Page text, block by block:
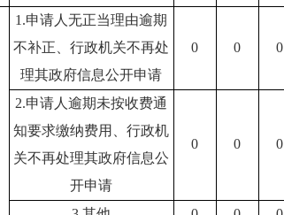
1.申请人无正当理由逾期
不补正、行政机关不再处
理其政府信息公开申请
0 0 0
2.申请人逾期未按收费通
知要求缴纳费用、行政机
关不再处理其政府信息公
开申请
0 0 0